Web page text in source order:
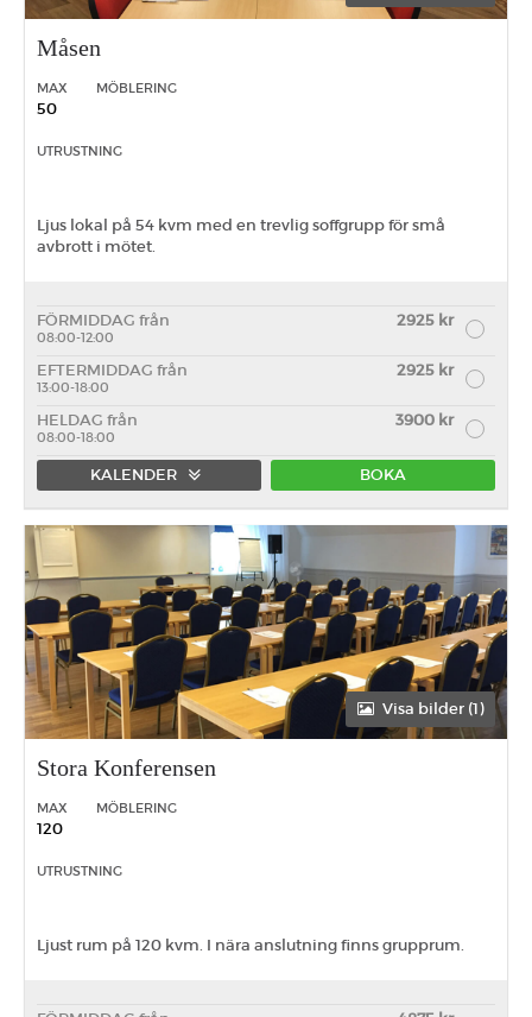
Måsen
MAX
50
MÖBLERING
UTRUSTNING
Ljus lokal på 54 kvm med en trevlig soffgrupp för små
avbrott i mötet.
FÖRMIDDAG från 2925 kr
08:00-12:00
EFTERMIDDAG från 2925 kr
13:00-18:00
HELDAG från 3900 kr
08:00-18:00
KALENDER BOKA
Förmiddag Eftermiddag Heldag
Visa bilder (1)
Stora Konferensen
MAX
120
MÖBLERING
UTRUSTNING
Ljust rum på 120 kvm. I nära anslutning finns grupprum.